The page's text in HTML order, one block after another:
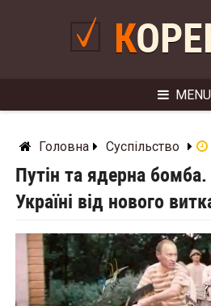
MENU
Головна Суспільство
Путін та ядерна
Україні від нового